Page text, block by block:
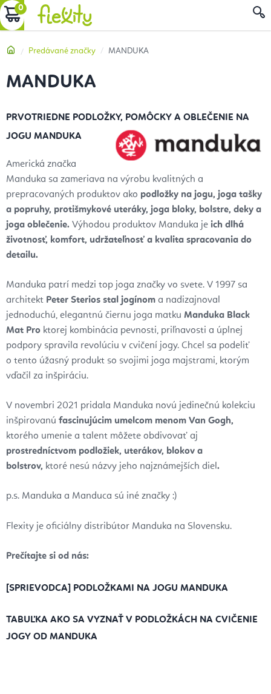
Prejsť
na
NÁKUPNÝ
DomovPredávané značky MANDUKA
MANDUKA
PRVOTRIEDNE PODLOŽKY, POMÔCKY A OBLEČENIE NA
JOGU MANDUKA
Americká značka
Manduka sa zameriava na výrobu kvalitných a
prepracovaných produktov ako podložky na jogu, joga tašky
a popruhy, protišmykové uteráky, joga bloky, bolstre, deky a
joga oblečenie. Výhodou produktov Manduka je ich dlhá
životnosť, komfort, udržateľnosť a kvalita spracovania do
detailu.
Manduka patrí medzi top joga značky vo svete. V 1997 sa
architekt Peter Sterios stal jogínom a nadizajnoval
jednoduchú, elegantnú čiernu joga matku Manduka Black
Mat Pro ktorej kombinácia pevnosti, priľnavosti a úplnej
podpory spravila revolúciu v cvičení jogy. Chcel sa podeliť
o tento úžasný produkt so svojimi joga majstrami, ktorým
vďačil za inšpiráciu.
V novembri 2021 pridala Manduka novú jedinečnú kolekciu
inšpirovanú fascinujúcim umelcom menom Van Gogh,
ktorého umenie a talent môžete obdivovať aj
prostredníctvom podložiek, uterákov, blokov a
bolstrov, ktoré nesú názvy jeho najznámejších diel.
p.s. Manduka a Manduca sú iné značky :)
Flexity je oficiálny distribútor Manduka na Slovensku.
Prečítajte si od nás:
[SPRIEVODCA] PODLOŽKAMI NA JOGU MANDUKA
TABUĽKA AKO SA VYZNAŤ V PODLOŽKÁCH NA CVIČENIE
JOGY OD MANDUKA